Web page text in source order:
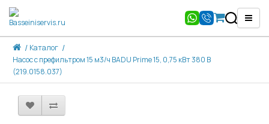
Каталог
Насос с префильтром 15 м3/ч BADU Prime 15, 0,75 кВт 380 В
(219.0158.037)